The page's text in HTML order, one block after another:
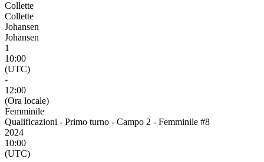
Collette
Collette
Johansen
Johansen
1
10:00
(UTC)
-
12:00
(Ora locale)
Femminile
Qualificazioni - Primo turno - Campo 2 - Femminile #8
2024
10:00
(UTC)